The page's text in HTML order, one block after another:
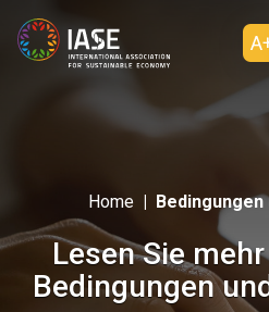
Home
Lesen Sie
Bedingungen